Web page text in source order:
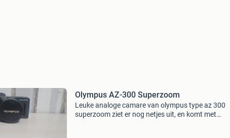
Olympus AZ-300 Superzoom
Leuke analoge camare van olympus type az 300
superzoom ziet er nog netjes uit, en komt met